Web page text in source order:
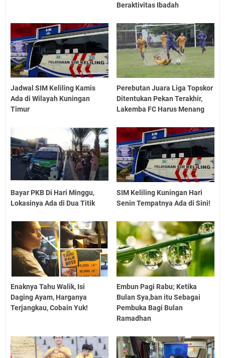
Beraktivitas Ibadah
Jadwal SIM Keliling Kamis
Ada di Wilayah Kuningan
Timur
Perebutan Juara Liga Topskor
Ditentukan Pekan Terakhir,
Lakemba FC Harus Menang
Bayar PKB Di Hari Minggu,
Lokasinya Ada di Dua Titik
SIM Keliling Kuningan Hari
Senin Tempatnya Ada di Sini!
Enaknya Tahu Walik, Isi
Daging Ayam, Harganya
Terjangkau, Cobain Yuk!
Embun Pagi Rabu; Ketika
Bulan Sya,ban itu Sebagai
Pembuka Bagi Bulan
Ramadhan